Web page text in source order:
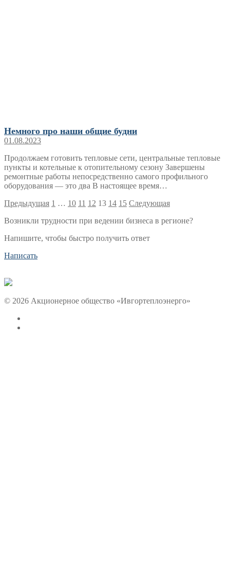
Немного про наши общие будни
01.08.2023
Продолжаем готовить тепловые сети, центральные тепловые
пункты и котельные к отопительному сезону Завершены
ремонтные работы непосредственно самого профильного
оборудования — это два В настоящее время…
Пагинация
записей
Предыдущая 1 … 10 11 12 13 14 15 Следующая
Возникли трудности при ведении бизнеса в регионе?
Напишите, чтобы быстро получить ответ
Написать
© 2026 Акционерное общество «Ивгортеплоэнерго»